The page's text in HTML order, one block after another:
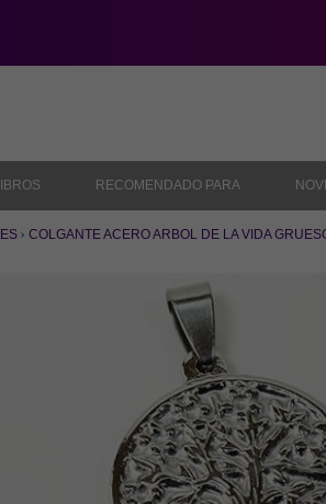
RECOMENDADO PARA
COLGANTE ACERO ARBOL DE LA VIDA